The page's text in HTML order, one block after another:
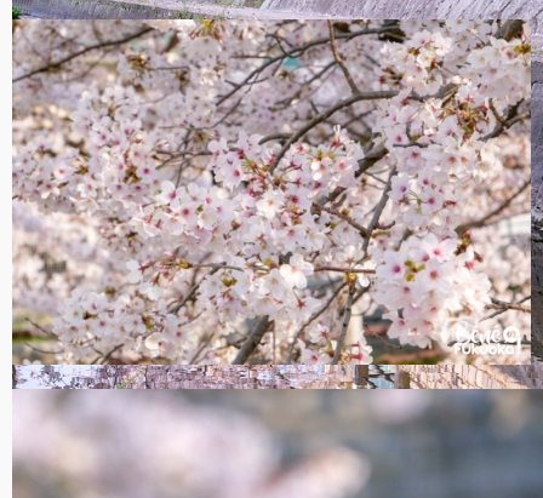
Coin secret à cerisiers, Fukuoka